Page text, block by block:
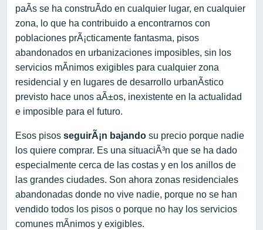
paÃ­s se ha construÃ­do en cualquier lugar, en cualquier
zona, lo que ha contribuido a encontrarnos con
poblaciones prÃ¡cticamente fantasma, pisos
abandonados en urbanizaciones imposibles, sin los
servicios mÃ­nimos exigibles para cualquier zona
residencial y en lugares de desarrollo urbanÃ­stico
previsto hace unos aÃ±os, inexistente en la actualidad
e imposible para el futuro.
Esos pisos seguirÃ¡n bajando su precio porque nadie
los quiere comprar. Es una situaciÃ³n que se ha dado
especialmente cerca de las costas y en los anillos de
las grandes ciudades. Son ahora zonas residenciales
abandonadas donde no vive nadie, porque no se han
vendido todos los pisos o porque no hay los servicios
comunes mÃ­nimos y exigibles.